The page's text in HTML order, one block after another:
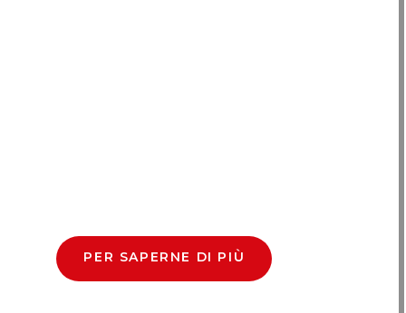
PER SAPERNE DI PIÙ